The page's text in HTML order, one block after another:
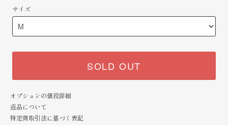
サイズ
SOLD OUT
オプションの値段詳細
返品について
特定商取引法に基づく表記